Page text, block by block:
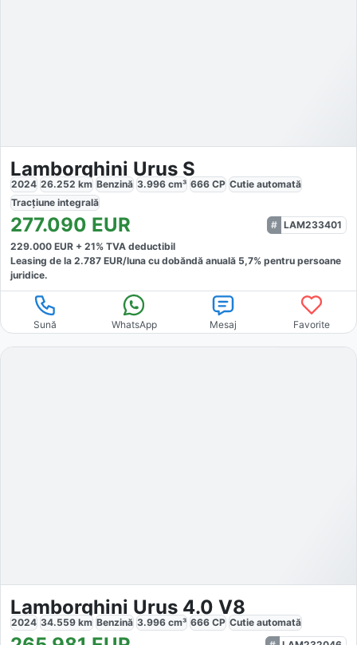
Lamborghini Urus S
2024 26.252 km Benzină 3.996 cm³ 666 CP Cutie automată
Tracțiune integrală
277.090 EUR
LAM233401
229.000 EUR + 21% TVA deductibil
Leasing de la 2.787 EUR/luna cu dobăndă anuală 5,7% pentru persoane
juridice.
Sună WhatsApp Mesaj Favorite
Lamborghini Urus 4.0 V8
2024 34.559 km Benzină 3.996 cm³ 666 CP Cutie automată